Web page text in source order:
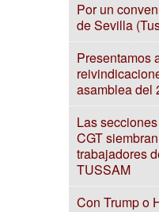
Por un
de Sevilla
Presentamos
asamblea del
Las
CGT
trabajadores
TUSSAM
Con Trump o